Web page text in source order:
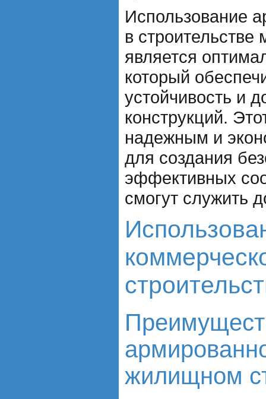
Использование
в строительстве
является
который
устойчивость и
конструкций.
надежным и
для создания
эффективных
смогут служить
жилищном